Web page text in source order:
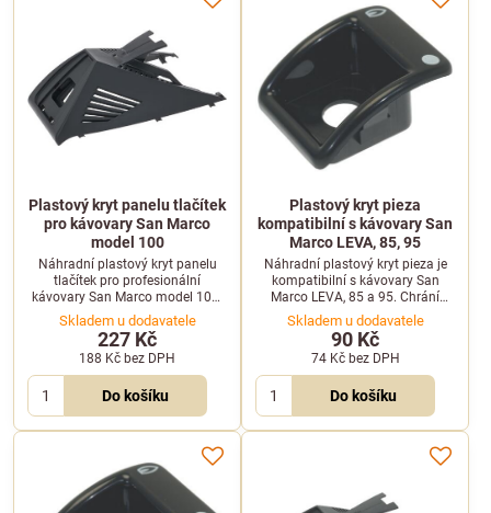
Plastový kryt panelu tlačítek
pro kávovary San Marco
model 100
Náhradní plastový kryt panelu
tlačítek pro profesionální
kávovary San Marco model 100.
Pomáhá chránit ovládací prvky a
obnovit čistý vzhled kávovaru.
Skladem u dodavatele
227 Kč
188 Kč bez DPH
Do košíku
Plastový kryt pieza
kompatibilní s kávovary San
Marco LEVA, 85, 95
Náhradní plastový kryt pieza je
kompatibilní s kávovary San
Marco LEVA, 85 a 95. Chrání
zapalovací mechanismus před
vnějšími vlivy a nečistotami.
Skladem u dodavatele
90 Kč
74 Kč bez DPH
Do košíku